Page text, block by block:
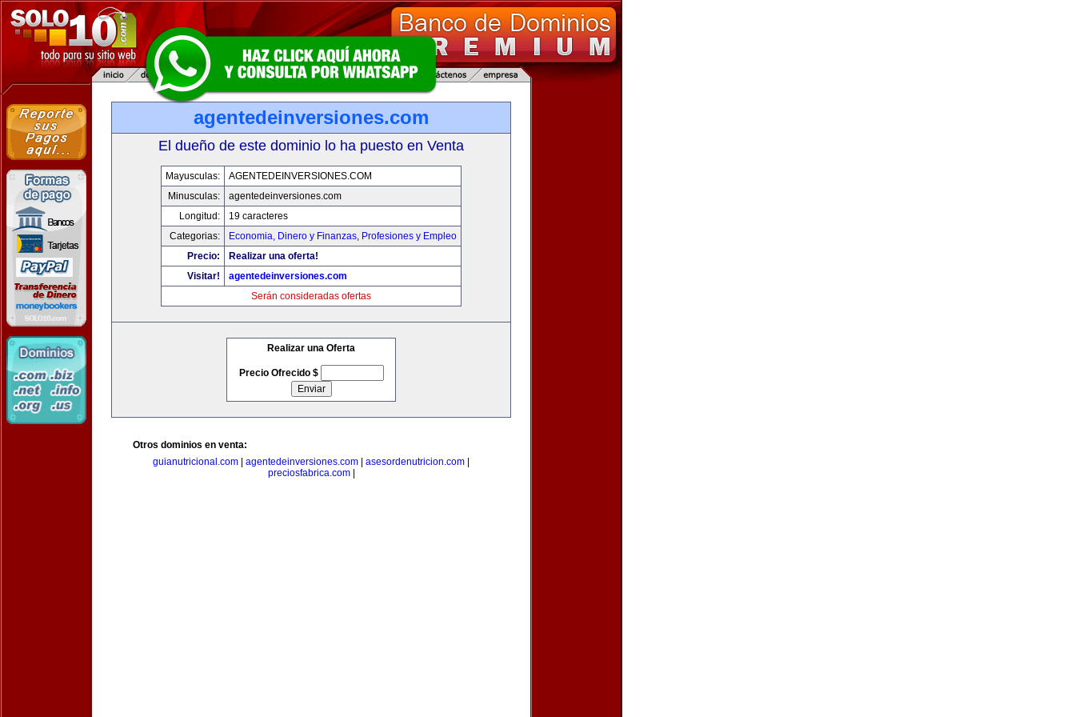
agentedeinversiones.com
El dueño de este dominio lo ha puesto en Venta
Mayusculas:
AGENTEDEINVERSIONES.COM
Minusculas:
agentedeinversiones.com
Longitud:
19 caracteres
Categorias:
Economia, Dinero y Finanzas, Profesiones y Empleo
Precio:
Realizar una oferta!
Visitar!
agentedeinversiones.com
Serán consideradas ofertas
Realizar una Oferta
Precio Ofrecido $
Otros dominios en venta:
guianutricional.com
agentedeinversiones.com asesordenutricion.com
preciosfabrica.com|